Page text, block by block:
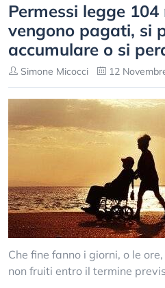
Permessi legge
vengono pagati, si
accumulare o si
Simone Micocci 12
Che fine fanno i giorni, o le
non fruiti entro il termine